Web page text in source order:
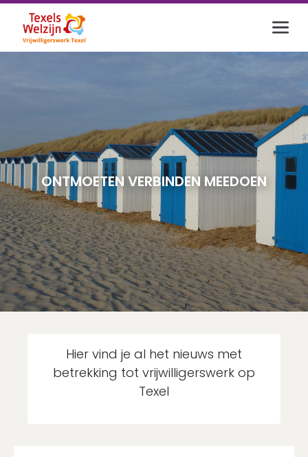
ONTMOETEN VERBINDEN MEEDOEN
Hier vind je al het nieuws met
betrekking tot vrijwilligerswerk op
Texel
Wachtwoord
Login
Wachtwoord vergeten?
Nog geen account?
Account aanmaken